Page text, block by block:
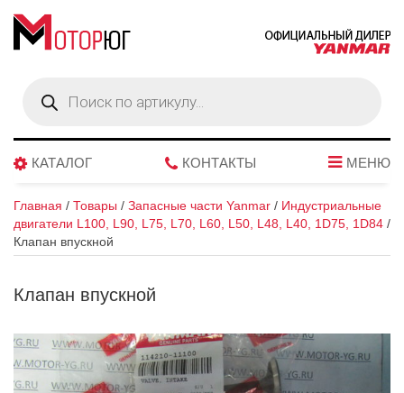
товаров
КАТАЛОГ КОНТАКТЫ МЕНЮ
Главная / Товары / Запасные части Yanmar / Индустриальные
двигатели L100, L90, L75, L70, L60, L50, L48, L40, 1D75, 1D84 /
Клапан впускной
Клапан впускной